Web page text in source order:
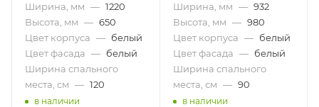
Ширина, мм — 1220
Высота, мм — 650
Цвет корпуса — белый
Цвет фасада — белый
Ширина спального
места, см — 120
в наличии
Ширина, мм — 932
Высота, мм — 980
Цвет корпуса — белый
Цвет фасада — белый
Ширина спального
места, см — 90
в наличии